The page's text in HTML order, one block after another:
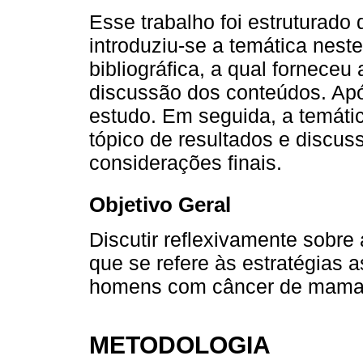
Esse trabalho foi estruturado
introduziu-se a temática
bibliográfica, a qual forneceu
discussão dos conteúdos.
estudo. Em seguida, a
tópico de resultados e
considerações finais.
Objetivo Geral
Discutir reflexivamente
que se refere às estratégias
homens com câncer de
METODOLOGIA